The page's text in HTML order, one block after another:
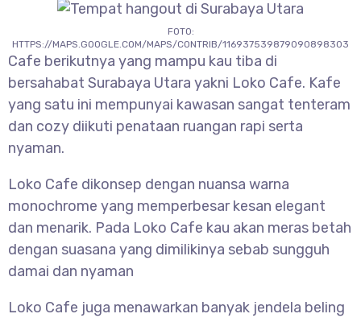
FOTO:
HTTPS://MAPS.GOOGLE.COM/MAPS/CONTRIB/116937539879090898303
Cafe berikutnya yang mampu kau tiba di
bersahabat Surabaya Utara yakni Loko Cafe. Kafe
yang satu ini mempunyai kawasan sangat tenteram
dan cozy diikuti penataan ruangan rapi serta
nyaman.
Loko Cafe dikonsep dengan nuansa warna
monochrome yang memperbesar kesan elegant
dan menarik. Pada Loko Cafe kau akan meras betah
dengan suasana yang dimilikinya sebab sungguh
damai dan nyaman
Loko Cafe juga menawarkan banyak jendela beling